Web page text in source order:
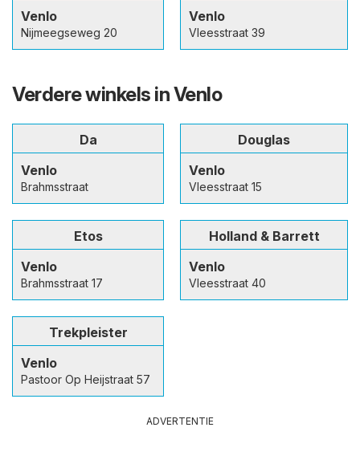
Venlo
Nijmeegseweg 20
Venlo
Vleesstraat 39
Verdere winkels in Venlo
Da
Venlo
Brahmsstraat
Douglas
Venlo
Vleesstraat 15
Etos
Venlo
Brahmsstraat 17
Holland & Barrett
Venlo
Vleesstraat 40
Trekpleister
Venlo
Pastoor Op Heijstraat 57
ADVERTENTIE